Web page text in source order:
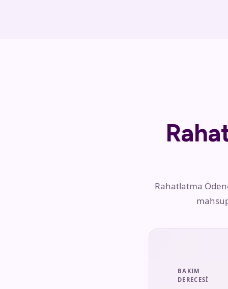
Rahatlatma
BAKIM
DERECESI